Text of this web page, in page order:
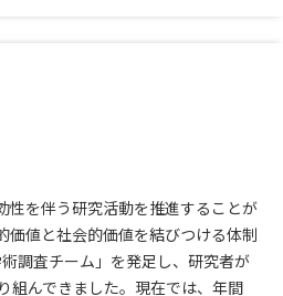
性を伴う研究活動を推進することが
価値と社会的価値を結びつける体制
調査チーム」を発足し、研究者が
組んできました。現在では、年間